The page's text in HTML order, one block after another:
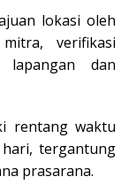
lokasi oleh
verifikasi
lapangan dan
rentang waktu
tergantung
prasarana.